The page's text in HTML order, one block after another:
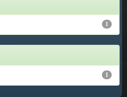
1
1